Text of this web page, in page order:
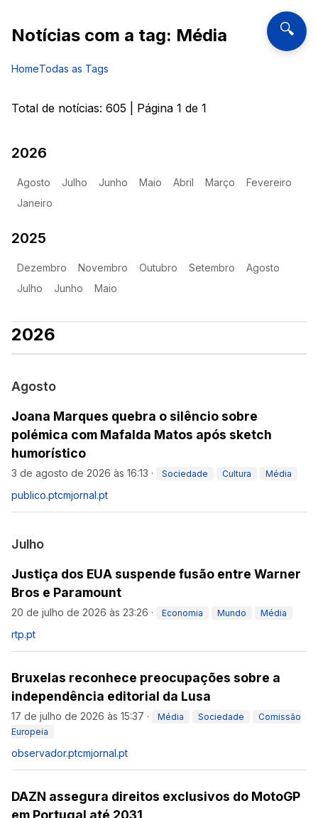
🔍
Notícias com a tag: Média
HomeTodas as Tags
Total de notícias: 605 | Página 1 de 1
2026
Agosto Julho Junho Maio Abril Março
Fevereiro
Janeiro
2025
Dezembro Novembro Outubro Setembro
Agosto
Julho
Junho Maio
2026
Agosto
Joana Marques quebra o silêncio sobre
polémica com Mafalda Matos após sketch
humorístico
3 de agosto de 2026 às 16:13 · Sociedade Cultura Média
publico.ptcmjornal.pt
Julho
Justiça dos EUA suspende fusão entre Warner
Bros e Paramount
20 de julho de 2026 às 23:26 · Economia Mundo Média
rtp.pt
Bruxelas reconhece preocupações sobre a
independência editorial da Lusa
17 de julho de 2026 às 15:37 · Média Sociedade
Comissão
Europeia
observador.ptcmjornal.pt
DAZN assegura direitos exclusivos do MotoGP
em Portugal até 2031